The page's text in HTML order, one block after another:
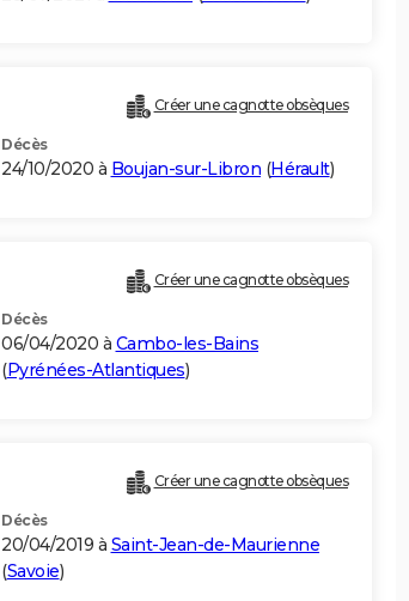
Créer une cagnotte obsèques
Décès
24/10/2020 à Boujan-sur-Libron (Hérault)
Créer une cagnotte obsèques
Décès
06/04/2020 à Cambo-les-Bains
(Pyrénées-Atlantiques)
Créer une cagnotte obsèques
Décès
20/04/2019 à Saint-Jean-de-Maurienne
(Savoie)